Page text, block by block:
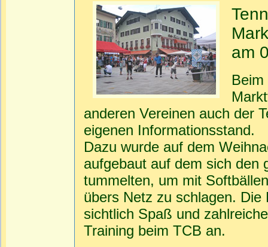
am
anderen Vereinen auch der
eigenen Informationsstand.
Dazu wurde auf dem
aufgebaut auf dem sich den
tummelten, um mit
übers Netz zu schlagen.
sichtlich Spaß und
Training beim TCB an.